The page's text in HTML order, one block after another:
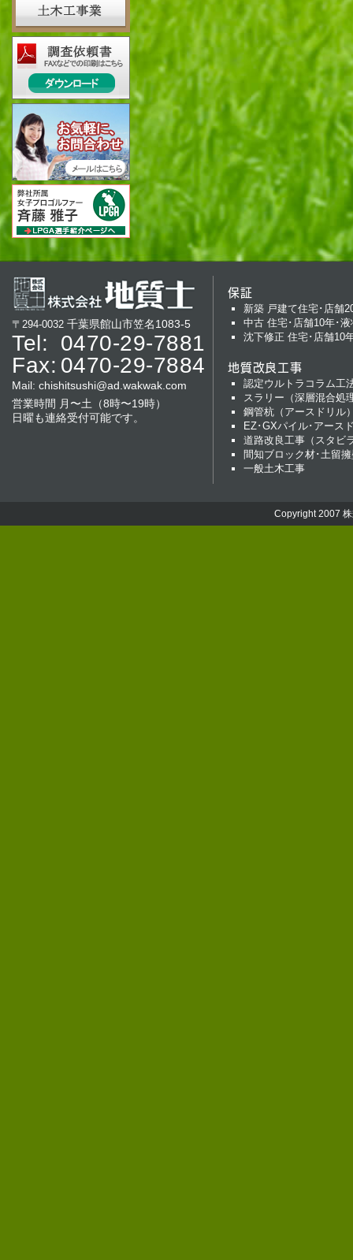
〒294-0032 千葉県館山市笠名1083-5
Tel:
0470-29-7881
Fax: 0470-29-7884
Mail: chishitsushi@ad.wakwak.com
営業時間 月〜土（8時〜19時）
日曜も連絡受付可能です。
保証
新築 戸建て住宅･店舗
中古 住宅･店舗10年･液
沈下修正 住宅･店舗10
地質改良工事
認定ウルトラコラム工
スラリー（深層混合処
鋼管杭（アースドリル
EZ･GXパイル･アース
道路改良工事（スタビ
間知ブロック材･土留
一般土木工事
Copyright 2007